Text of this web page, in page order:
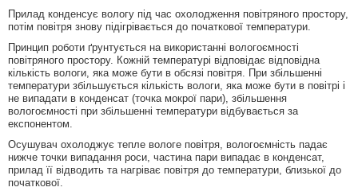
Прилад конденсує вологу під час охолодження повітряного простору,
потім повітря знову підігрівається до початкової температури.
Принцип роботи ґрунтується на використанні вологоємності
повітряного простору. Кожній температурі відповідає відповідна
кількість вологи, яка може бути в обсязі повітря. При збільшенні
температури збільшується кількість вологи, яка може бути в повітрі і
не випадати в конденсат (точка мокрої пари), збільшення
вологоємності при збільшенні температури відбувається за
експонентом.
Осушувач охолоджує тепле вологе повітря, вологоємність падає
нижче точки випадання роси, частина пари випадає в конденсат,
прилад її відводить та нагріває повітря до температури, близької до
початкової.